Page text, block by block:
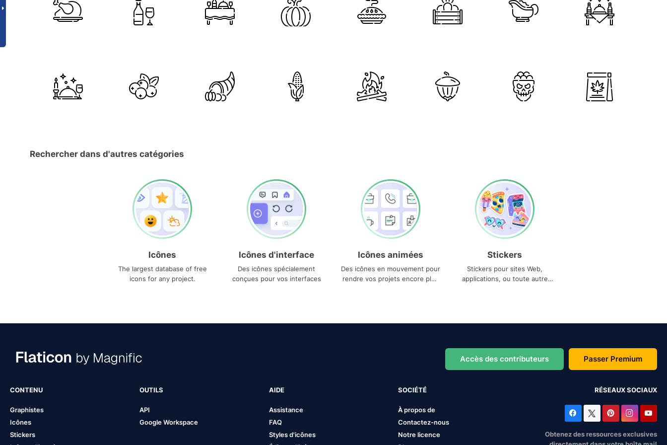
Rechercher dans d'autres catégories
Icônes
The largest database of free
icons for any project.
Icônes d'interface
Des icônes spécialement
conçues pour vos interfaces
Icônes animées
Des icônes en mouvement pour
rendre vos projets encore plus
Stickers
Stickers pour sites Web,
applications, ou toute autre
Accès des contributeurs Passer Premium
CONTENU
Graphistes
Icônes
Stickers
OUTILS
API
Google Workspace
AIDE
Assistance
FAQ
Styles d'icônes
SOCIÉTÉ
À propos de
Contactez-nous
Notre licence
RÉSEAUX SOCIAUX
Obtenez des ressources exclusives